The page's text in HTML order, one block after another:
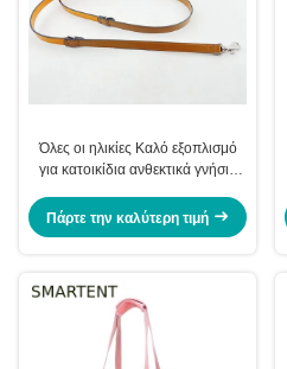
Όλες οι ηλικίες Καλό εξοπλισμό
για κατοικίδια ανθεκτικά γνήσια
σύγχρονη πολυτελή αξεσουάρ για
κομψά κατοικίδια και ιδιοκτήτες
Πάρτε την καλύτερη τιμή